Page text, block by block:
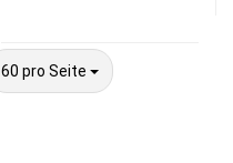
60 pro Seite
pro Seite